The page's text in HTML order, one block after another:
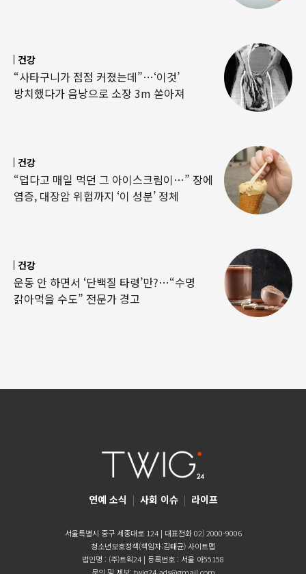
건강
“사타구니가 점점 커졌는데”…‘이것’
방치했다가 음낭으로 소장 3m 쏟아져
건강
“덥다고 매일 먹던 그 아이스크림이…” 장에
염증, 대장암 위험까지 ‘이 성분’ 정체
건강
운동 안 하면서 ‘단백질 타령’만?…“수명
갉아먹을 수도” 전문가 경고
연예 소식 | 사회 이슈 | 라이프
서울특별시 중구 세종대로 124 | 대표전화 02) 2000-9006
청소년보호정책(책임자:김태균)사이트맵
법인명 : (주)트윅24 | 등록번호 : 서울 아55158
문의 및 제보: twig24.ads@gmail.com